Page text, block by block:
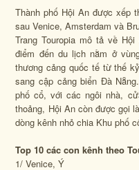
Thành phố Hội An được xếp
sau Venice, Amsterdam và
Trang Touropia mô tả về
điểm đến du lịch nằm ở
thương cảng quốc tế từ thế
sang cập cảng biển Đà
phố cổ, với các ngôi nhà,
thoảng, Hội An còn được gọi
dòng kênh nhỏ chia Khu phố
Top 10 các con kênh theo
1/ Venice, Ý